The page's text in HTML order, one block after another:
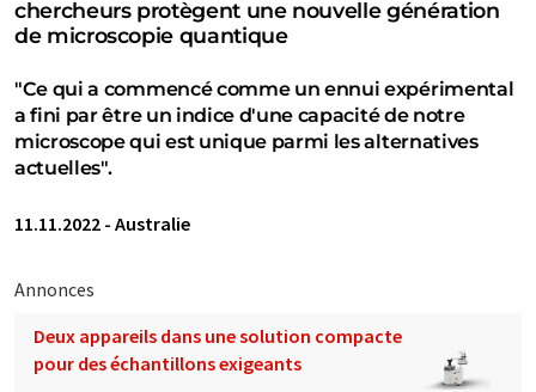
chercheurs protègent une nouvelle génération
de microscopie quantique
"Ce qui a commencé comme un ennui expérimental
a fini par être un indice d'une capacité de notre
microscope qui est unique parmi les alternatives
actuelles".
11.11.2022 - Australie
Annonces
Deux appareils dans une solution compacte
pour des échantillons exigeants